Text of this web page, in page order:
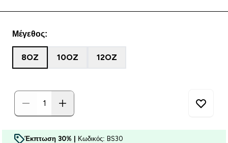
Μέγεθος:
8OZ 10OZ 12OZ
Έκπτωση 30% | Κωδικός: BS30